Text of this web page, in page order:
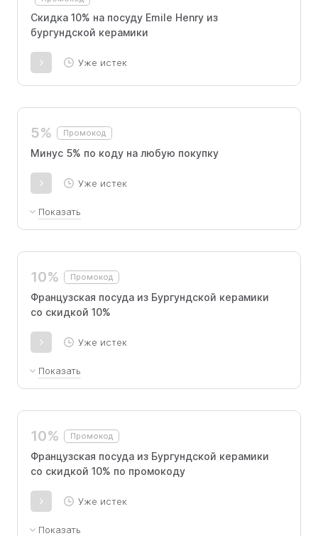
Скидка 10% на посуду Emile Henry из
бургундской керамики
Уже истек
5% Промокод
Минус 5% по коду на любую покупку
Уже истек
Показать
10% Промокод
Французская посуда из Бургундской керамики
со скидкой 10%
Уже истек
Показать
ценам со скидкой 10% по промокоду.
10% Промокод
Французская посуда из Бургундской керамики
со скидкой 10% по промокоду
Уже истек
Показать